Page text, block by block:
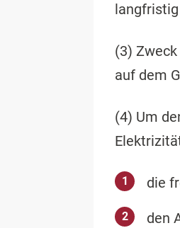
(3)
auf dem
(4) Um
die
den